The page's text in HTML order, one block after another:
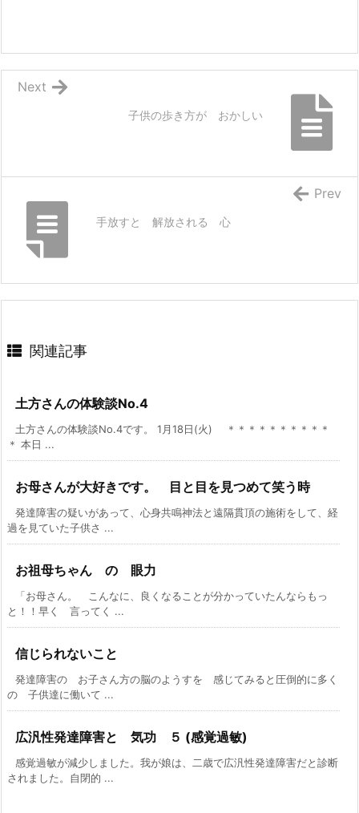
子供の歩き方が おかしい
Next
手放すと 解放される 心
Prev
関連記事
土方さんの体験談No.4
土方さんの体験談No.4です。 1月18日(火) ＊＊＊＊＊＊＊＊＊＊
＊ 本日 ...
お母さんが大好きです。 目と目を見つめて笑う時
発達障害の疑いがあって、心身共鳴神法と遠隔貫頂の施術をして、経
過を見ていた子供さ ...
お祖母ちゃん の 眼力
「お母さん。 こんなに、良くなることが分かっていたんならもっ
と！！早く 言ってく ...
信じられないこと
発達障害の お子さん方の脳のようすを 感じてみると圧倒的に多く
の 子供達に働いて ...
広汎性発達障害と 気功 ５ (感覚過敏)
感覚過敏が減少しました。我が娘は、二歳で広汎性発達障害だと診断
されました。自閉的 ...